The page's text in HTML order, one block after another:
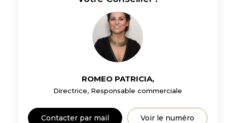
ROMEO PATRICIA,
Directrice, Responsable commerciale
Contacter par mail Voir le numéro